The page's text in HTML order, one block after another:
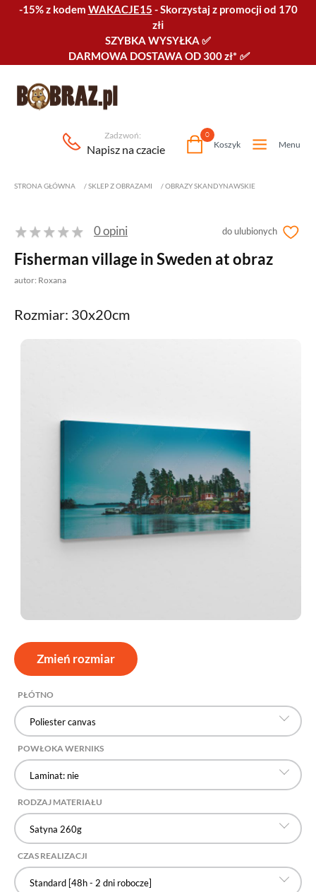
-15% z kodem WAKACJE15 -Skorzystaj z promocji od 170
złℹ️
SZYBKA WYSYŁKA ✅
DARMOWA DOSTAWA OD 300 zł* ✅
Zadzwoń:
Napisz na czacie Koszyk
0
Menu
STRONA GŁÓWNA /SKLEP Z OBRAZAMI /OBRAZY SKANDYNAWSKIE
do ulubionych
0 opini
Fisherman village in Sweden at obraz
autor: Roxana
Rozmiar: 30x20cm
Zmień rozmiar
PŁÓTNO
Poliester canvas
POWŁOKA WERNIKS
Laminat: nie
RODZAJ MATERIAŁU
Satyna 260g
CZAS REALIZACJI
Standard [48h - 2 dni robocze]